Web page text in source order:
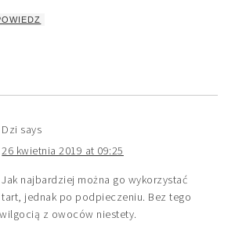
Dzi says
26 kwietnia 2019 at 09:25
Jak najbardziej można go wykorzystać
jednak po podpieczeniu. Bez tego
z owoców niestety.